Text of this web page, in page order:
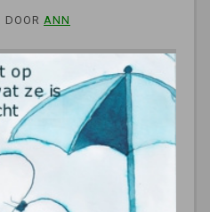
DOOR ANN